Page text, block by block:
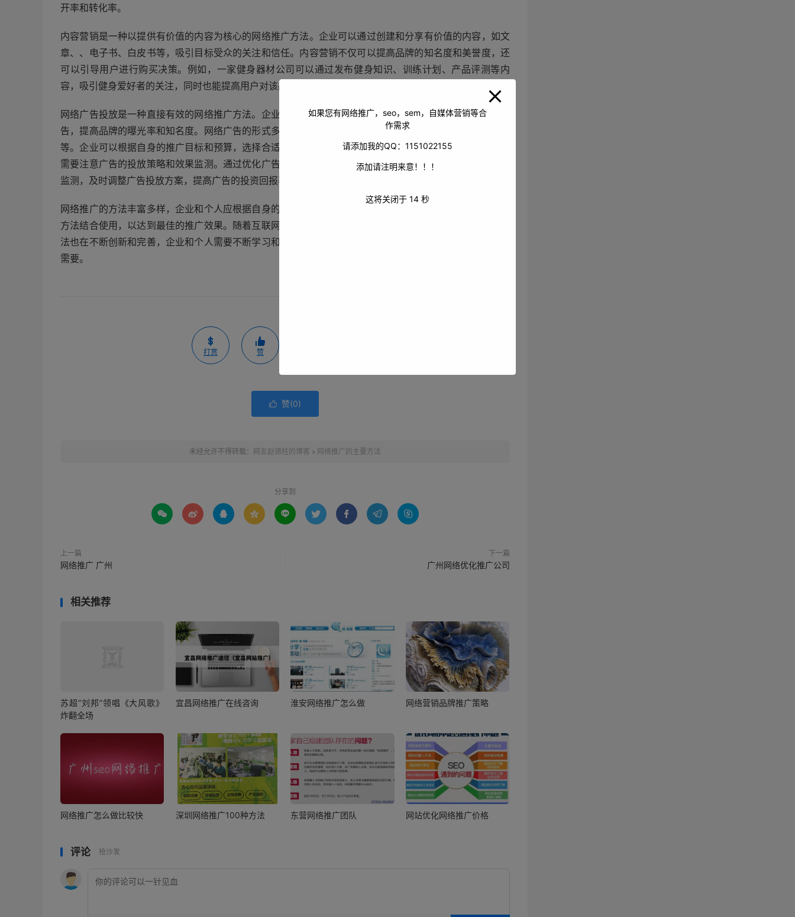
开率和转化率。
内容营销是一种以提供有价值的内容为核心的网络推广方法。企业可以通过创建和分享有价值的内容，如文
章、、电子书、白皮书等，吸引目标受众的关注和信任。内容营销不仅可以提高品牌的知名度和美誉度，还
可以引导用户进行购买决策。例如，一家健身器材公司可以通过发布健身知识、训练计划、产品评测等内
容，吸引健身爱好者的关注，同时也能提高用户对该品牌健身器材的了解和信任，从而促进产品的销售。
网络广告投放是一种直接有效的网络推广方法。企业可以通过在搜索引擎、社交媒体、网站等平台上投放广
告，提高品牌的曝光率和知名度。网络广告的形式多种多样，如搜索引擎广告、展示广告、广告、原生广告
等。企业可以根据自身的推广目标和预算，选择合适的广告形式和投放平台。在进行网络广告投放时，企业
需要注意广告的投放策略和效果监测。通过优化广告投放策略，提高广告的点击率和转化率，同时通过效果
监测，及时调整广告投放方案，提高广告的投资回报率。
网络推广的方法丰富多样，企业和个人应根据自身的实际情况和推广目标，选择合适的推广方法，并将多种
方法结合使用，以达到最佳的推广效果。随着互联网技术的不断发展和用户需求的不断变化，网络推广的方
法也在不断创新和完善，企业和个人需要不断学习和掌握新的推广技巧和方法，以适应市场的变化和竞争的
需要。
打赏 赞
 赞(0)
未经允许不得转载： 网友赵德柱的博客 » 网络推广的主要方法
分享到
        
上一篇
网络推广 广州
下一篇
广州网络优化推广公司
相关推荐
苏超“刘邦”领唱《大风歌》
炸翻全场
宜昌网络推广在线咨询 淮安网络推广怎么做 网络营销品牌推广策略
网络推广怎么做比较快 深圳网络推广100种方法 东营网络推广团队 网站优化网络推广价格
评论 抢沙发
如果您有网络推广，seo，sem，自媒体营销等合
作需求
请添加我的QQ：1151022155
添加请注明来意！！！
这将关闭于 14 秒